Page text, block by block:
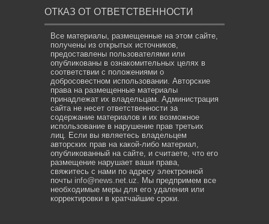
ОТКАЗ ОТ ОТВЕТСТВЕННОСТИ
Все материалы, размещенные на этом сайте,
получены из открытых источников,
предоставлены пользователями или
опубликованы в ознакомительных целях в
соответствии с положениями о
добросовестном использовании. Авторские
права на размещенные материалы
принадлежат их владельцам. Администрация
сайта не несет ответственности за
содержание материалов и их возможное
использование в нарушение прав третьих
лиц. Если вы являетесь владельцем
авторских прав на какой-либо материал,
опубликованный на сайте, и считаете, что его
размещение нарушает ваши права,
свяжитесь с нами по адресу электронной
почты info@news.net.uz. Мы предпримем все
необходимые меры для его удаления или
корректировки в кратчайшие сроки.